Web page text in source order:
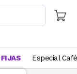
Especial Café